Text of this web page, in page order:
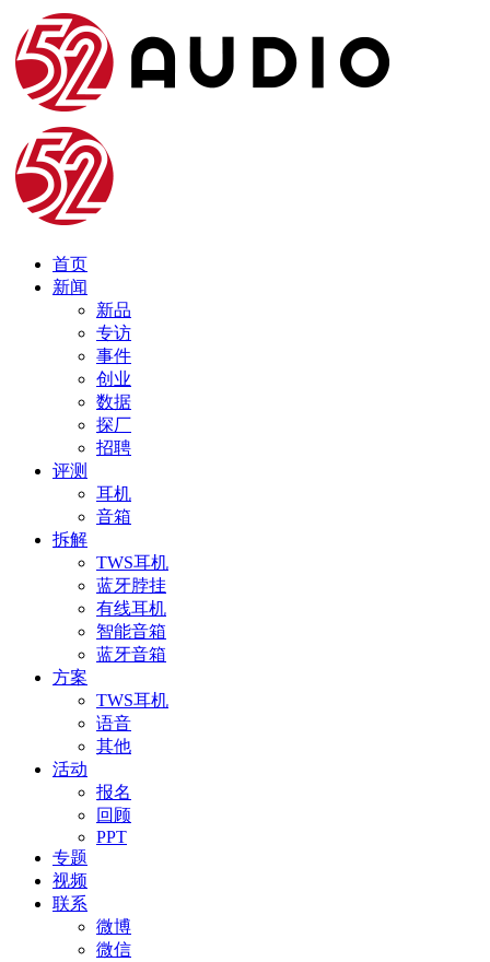
首页
新闻
新品
专访
事件
创业
数据
探厂
招聘
评测
耳机
音箱
拆解
TWS耳机
蓝牙脖挂
有线耳机
智能音箱
蓝牙音箱
方案
TWS耳机
语音
其他
活动
报名
回顾
PPT
专题
视频
联系
微博
微信